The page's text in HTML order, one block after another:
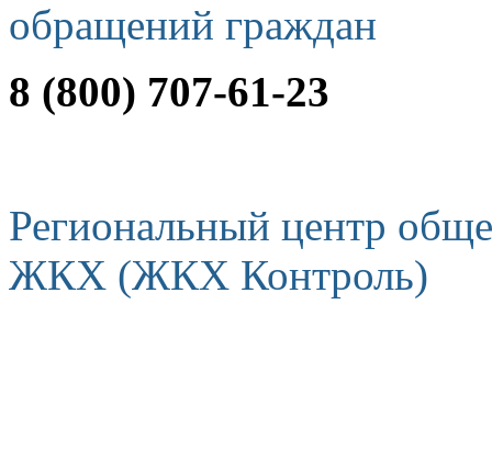
обращений граждан
8 (800) 707-61-23
Региональный центр
ЖКХ (ЖКХ Контроль)